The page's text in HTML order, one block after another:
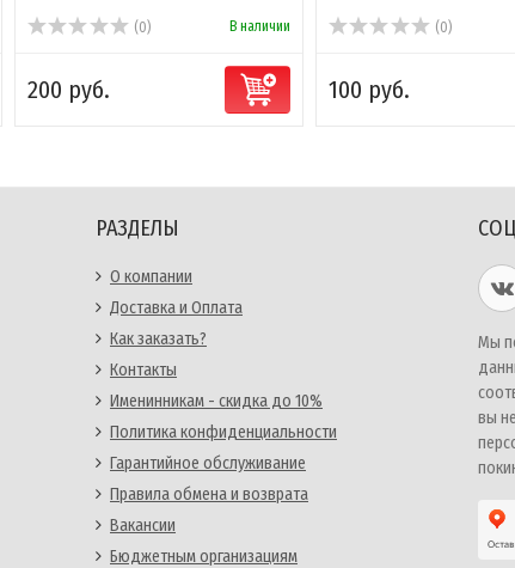
(0) В наличии
200 руб.
(0)
100 руб.
РАЗДЕЛЫ
О компании
Доставка и Оплата
Как заказать?
Контакты
Именинникам - скидка до 10%
Политика конфиденциальности
Гарантийное обслуживание
Правила обмена и возврата
Вакансии
Бюджетным организациям
Мы
вы